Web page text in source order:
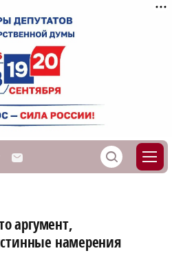
M S
аргумент,
намерения